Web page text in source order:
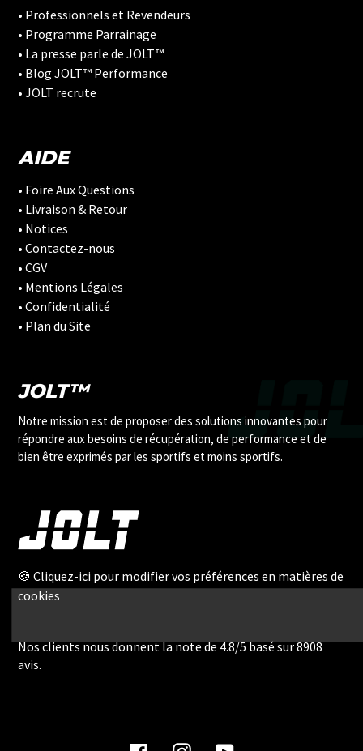
• Professionnels et Revendeurs
• Programme Parrainage
• La presse parle de JOLT™
• Blog JOLT™ Performance
• JOLT recrute
AIDE
• Foire Aux Questions
• Livraison & Retour
• Notices
• Contactez-nous
• CGV
• Mentions Légales
• Confidentialité
• Plan du Site
JOLT™
Notre mission est de proposer des solutions innovantes pour
répondre aux besoins de récupération, de performance et de
bien être exprimés par les sportifs et moins sportifs.
🍪 Cliquez-ici pour modifier vos préférences en matières de
cookies
Nos clients nous donnent la note de 4.8/5 basé sur 8908
avis.